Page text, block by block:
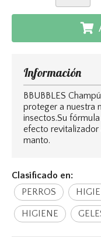
Información
BBUBBLES
proteger a nuestra
insectos.Su
efecto revitalizador
manto.
Clasificado en:
PERROS
HIGIENE